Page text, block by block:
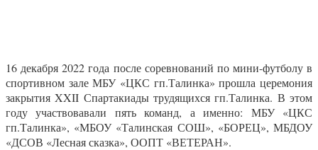
16 декабря 2022 года после соревнований по мини-футболу в
спортивном зале МБУ «ЦКС гп.Талинка» прошла церемония
закрытияXXII Спартакиады трудящихся гп.Талинка. В этом
году участвовавали пять команд, а именно: МБУ «ЦКС
гп.Талинка», «МБОУ «Талинская СОШ», «БОРЕЦ», МБДОУ
«ДСОВ «Лесная сказка», ООПТ «ВЕТЕРАН».